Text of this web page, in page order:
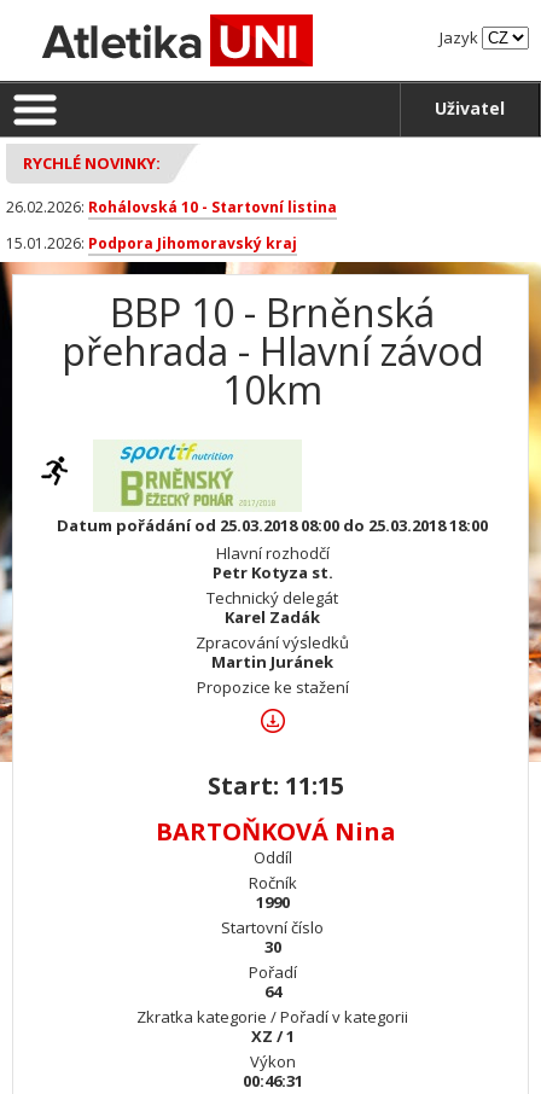
Jazyk
Uživatel
RYCHLÉ NOVINKY:
26.02.2026: Rohálovská 10 - Startovní listina
15.01.2026: Podpora Jihomoravský kraj
BBP 10 - Brněnská
přehrada - Hlavní závod
10km
Datum pořádání od 25.03.2018 08:00 do 25.03.2018 18:00
Hlavní rozhodčí
Petr Kotyza st.
Technický delegát
Karel Zadák
Zpracování výsledků
Martin Juránek
Propozice ke stažení
Start: 11:15
BARTOŇKOVÁ Nina
Oddíl
Ročník
1990
Startovní číslo
30
Pořadí
64
Zkratka kategorie / Pořadí v kategorii
XZ / 1
Výkon
00:46:31